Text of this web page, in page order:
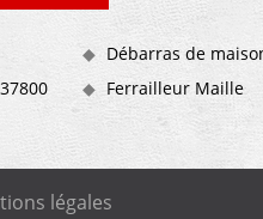
Débarras de
Ferrailleur Maille
légales